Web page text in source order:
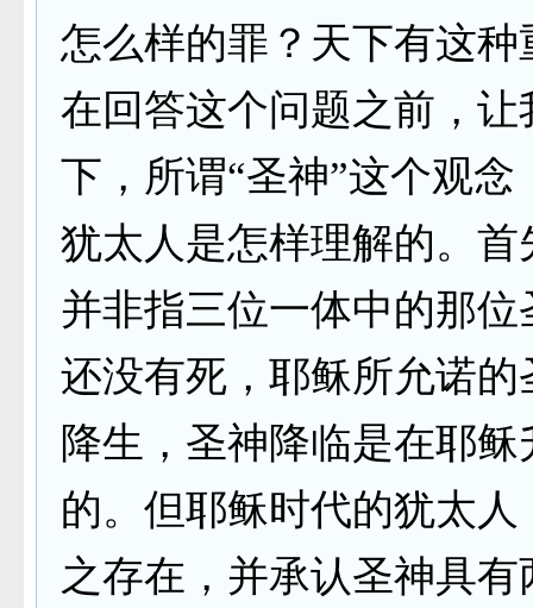
怎么样的罪？天下有这种
在回答这个问题之前，
下，所谓“圣神”这个观
犹太人是怎样理解的。
并非指三位一体中的那
还没有死，耶稣所允诺
降生，圣神降临是在耶
的。但耶稣时代的犹太
之存在，并承认圣神具